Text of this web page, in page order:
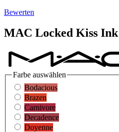
Bewerten
MAC Locked Kiss Ink
Farbe auswählen
Bodacious
Brazen
Carnivore
Decadence
Doyenne